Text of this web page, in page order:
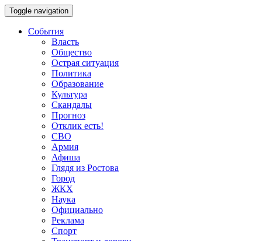
Toggle navigation
События
Власть
Общество
Острая ситуация
Политика
Образование
Культура
Скандалы
Прогноз
Отклик есть!
СВО
Армия
Афиша
Глядя из Ростова
Город
ЖКХ
Наука
Официально
Реклама
Спорт